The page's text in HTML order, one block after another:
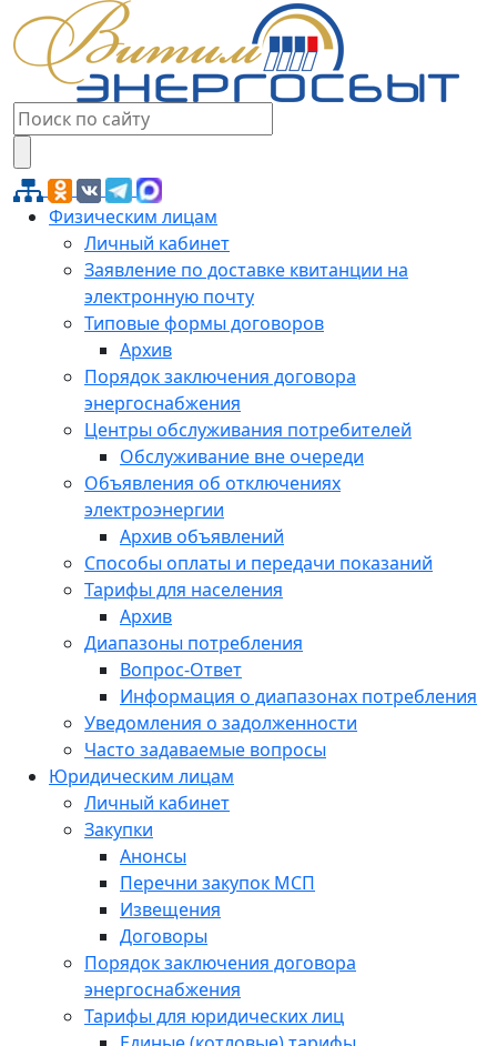
Физическим лицам
Личный кабинет
Заявление по доставке квитанции на
электронную почту
Типовые формы договоров
Архив
Порядок заключения договора
энергоснабжения
Центры обслуживания потребителей
Обслуживание вне очереди
Объявления об отключениях
электроэнергии
Архив объявлений
Способы оплаты и передачи показаний
Тарифы для населения
Архив
Диапазоны потребления
Вопрос-Ответ
Информация о диапазонах потребления
Уведомления о задолженности
Часто задаваемые вопросы
Юридическим лицам
Личный кабинет
Закупки
Анонсы
Перечни закупок МСП
Извещения
Договоры
Порядок заключения договора
энергоснабжения
Тарифы для юридических лиц